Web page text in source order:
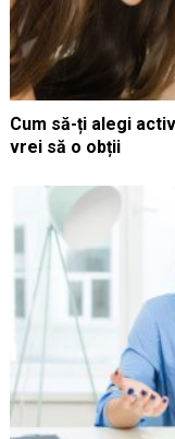
Cum să-ți alegi
vrei să o obții